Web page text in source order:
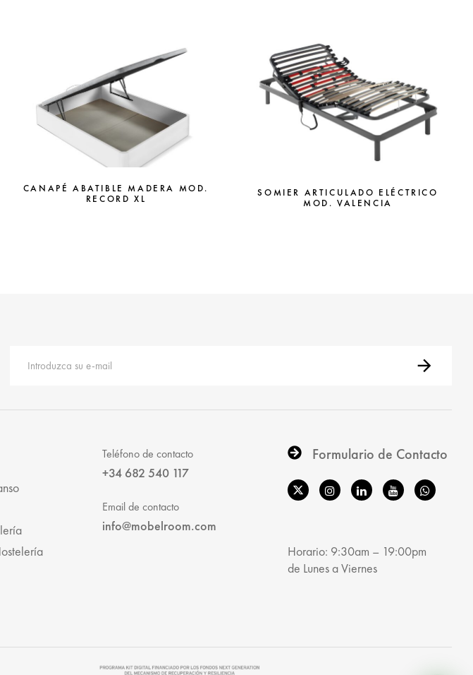
CANAPÉ ABATIBLE MADERA MOD.
RECORD XL
SOMIER ARTICULADO ELÉCTRICO
MOD. VALENCIA
Teléfono de contacto
+34 682 540 117
Email de contacto
info@mobelroom.com
Formulario de Contacto
Horario: 9:30am – 19:00pm
de Lunes a Viernes